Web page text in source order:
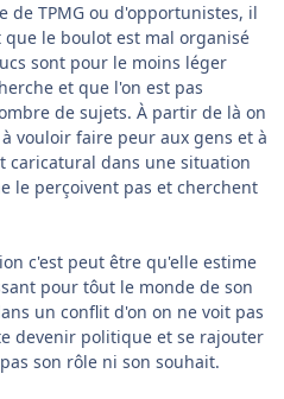
de TPMG ou d'opportunistes, il
le boulot est mal organisé
sont pour le moins léger
et que l'on est pas
de sujets. À partir de là on
vouloir faire peur aux gens et à
caricatural dans une situation
le perçoivent pas et cherchent
c'est peut être qu'elle estime
pour tôut le monde de son
un conflit d'on on ne voit pas
devenir politique et se rajouter
son rôle ni son souhait.